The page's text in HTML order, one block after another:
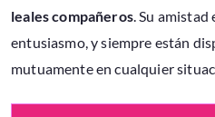
leales compañeros. Su amistad
entusiasmo, y siempre están
mutuamente en cualquier